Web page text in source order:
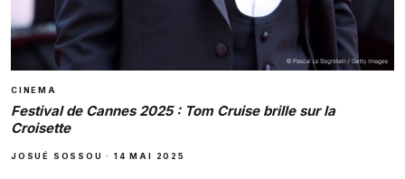
CINEMA
Festival de Cannes 2025 : Tom Cruise brille sur la
Croisette
JOSUÉ SOSSOU ·14 MAI 2025